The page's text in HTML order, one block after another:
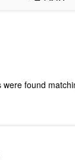
were found